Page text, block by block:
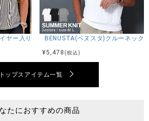
ヤー入りイタリアンカラー半袖シアサッカーポ
BENUSTA(ベヌスタ)クルーネック
¥5,478 (税込)
トップスアイテム一覧
たにおすすめの商品